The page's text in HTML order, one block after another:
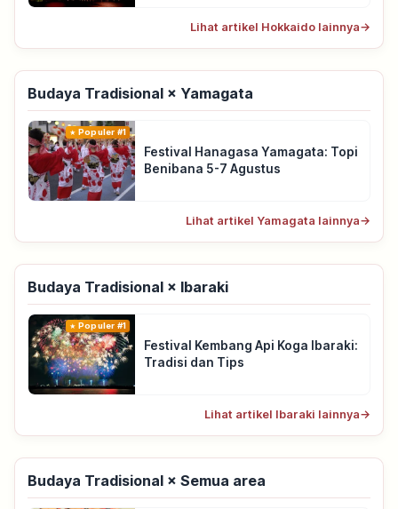
Lihat artikel Hokkaido lainnya→
Budaya Tradisional × Yamagata
Populer #1
Festival Hanagasa Yamagata: Topi
Benibana 5-7 Agustus
Lihat artikel Yamagata lainnya→
Budaya Tradisional × Ibaraki
Populer #1
Festival Kembang Api Koga Ibaraki:
Tradisi dan Tips
Lihat artikel Ibaraki lainnya→
Budaya Tradisional × Semua area